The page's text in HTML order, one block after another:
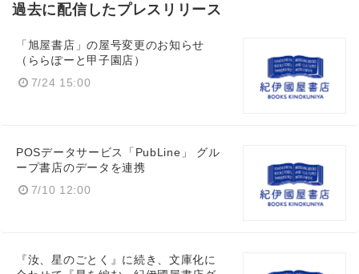
過去に配信したプレスリリース
「旭屋書店」の屋号変更のお知らせ
（ららぽーと甲子園店）
7/24 15:00
POSデータサービス「PubLine」 グル
ープ書店のデータを連携
7/10 12:00
『汝、星のごとく』に続き、文庫化に